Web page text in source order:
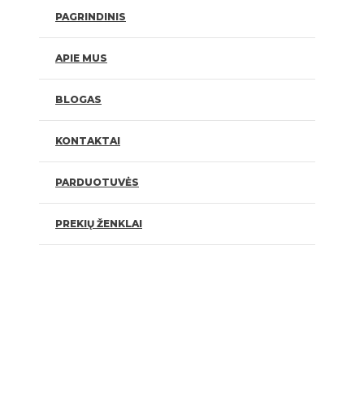
PAGRINDINIS
APIE MUS
BLOGAS
KONTAKTAI
PARDUOTUVĖS
PREKIŲ ŽENKLAI